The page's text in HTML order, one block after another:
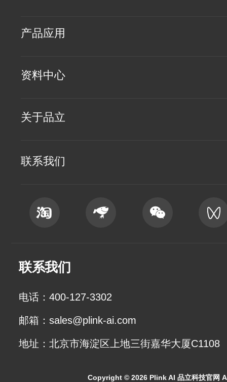
产品应用
资料中心
关于品立
联系我们
联系我们
电话：400-127-3302
邮箱：sales@plink-ai.com
地址：北京市海淀区上地三街嘉华大厦C1108
Copyright © 2026 Plink AI 品立科技官网